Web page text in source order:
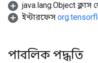
java.lang.Object ক্লাস
ইন্টারফেস
পাবলিক পদ্ধতি